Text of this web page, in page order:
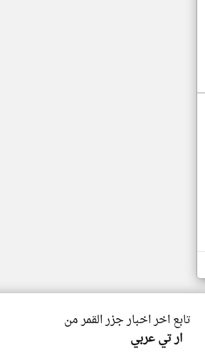
تابع اخر اخبار جزر القمر من
ار تي عربي